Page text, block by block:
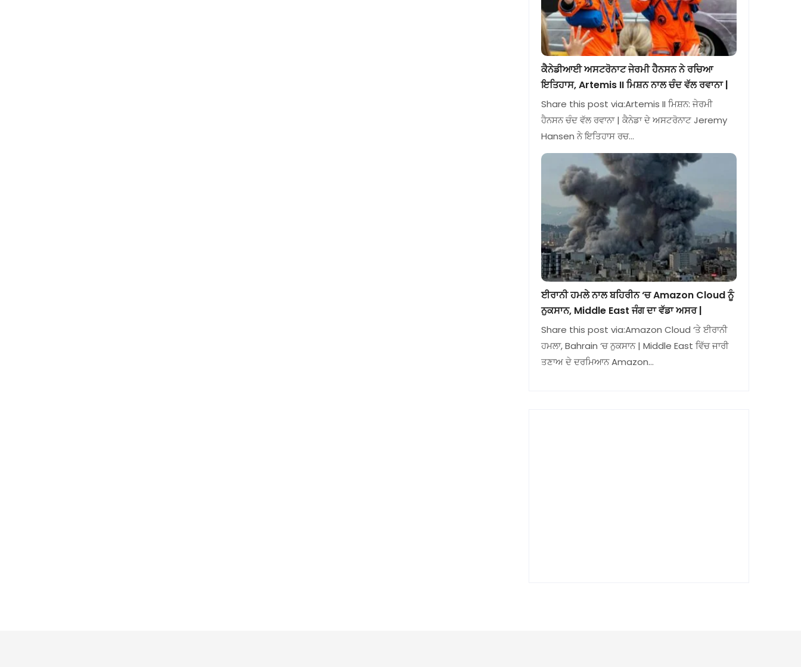
ਕੈਨੇਡੀਆਈ ਅਸਟਰੋਨਾਟ ਜੇਰਮੀ ਹੈਨਸਨ ਨੇ ਰਚਿਆ
ਇਤਿਹਾਸ, Artemis II ਮਿਸ਼ਨ ਨਾਲ ਚੰਦ ਵੱਲ ਰਵਾਨਾ |
Share this post via:Artemis II ਮਿਸ਼ਨ: ਜੇਰਮੀ
ਹੈਨਸਨ ਚੰਦ ਵੱਲ ਰਵਾਨਾ | ਕੈਨੇਡਾ ਦੇ ਅਸਟਰੋਨਾਟ Jeremy
Hansen ਨੇ ਇਤਿਹਾਸ ਰਚ…
ਈਰਾਨੀ ਹਮਲੇ ਨਾਲ ਬਹਿਰੀਨ ‘ਚ Amazon Cloud ਨੂੰ
ਨੁਕਸਾਨ, Middle East ਜੰਗ ਦਾ ਵੱਡਾ ਅਸਰ |
Share this post via:Amazon Cloud ‘ਤੇ ਈਰਾਨੀ
ਹਮਲਾ, Bahrain ‘ਚ ਨੁਕਸਾਨ | Middle East ਵਿੱਚ ਜਾਰੀ
ਤਣਾਅ ਦੇ ਦਰਮਿਆਨ Amazon…